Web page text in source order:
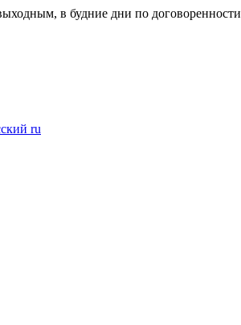
в будние дни по договоренности
ru